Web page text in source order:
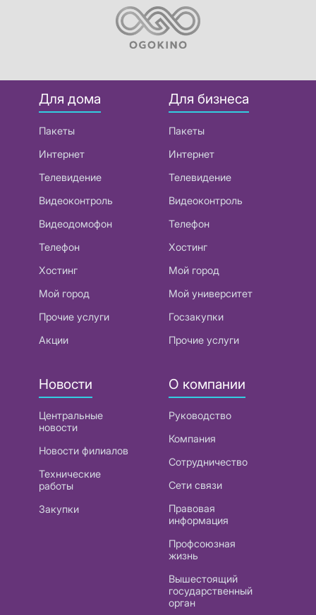
Для дома
Пакеты
Интернет
Телевидение
Видеоконтроль
Видеодомофон
Телефон
Хостинг
Мой город
Прочие услуги
Акции
Для бизнеса
Пакеты
Интернет
Телевидение
Видеоконтроль
Телефон
Хостинг
Мой город
Мой университет
Госзакупки
Прочие услуги
Новости
Центральные
новости
Новости филиалов
Технические
работы
Закупки
О компании
Руководство
Компания
Сотрудничество
Сети связи
Правовая
информация
Профсоюзная
жизнь
Вышестоящий
государственный
орган